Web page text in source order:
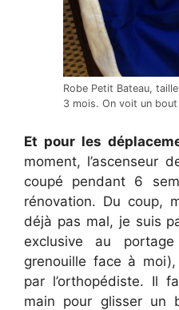
Robe Petit Bateau,
3 mois. On voit un bout
Et pour les
moment, l’ascenseur
coupé pendant 6
rénovation. Du coup,
déjà pas mal, je suis
exclusive au
grenouille face à
par l’orthopédiste. Il
main pour glisser un